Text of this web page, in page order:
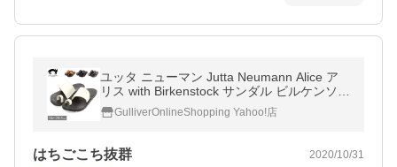
ユッタ ニューマン Jutta Neumann Alice ア
リス with Birkenstock サンダル ビルケンソー
ル レザー
GulliverOnlineShopping Yahoo!店
はちごこち抜群 2020/10/31